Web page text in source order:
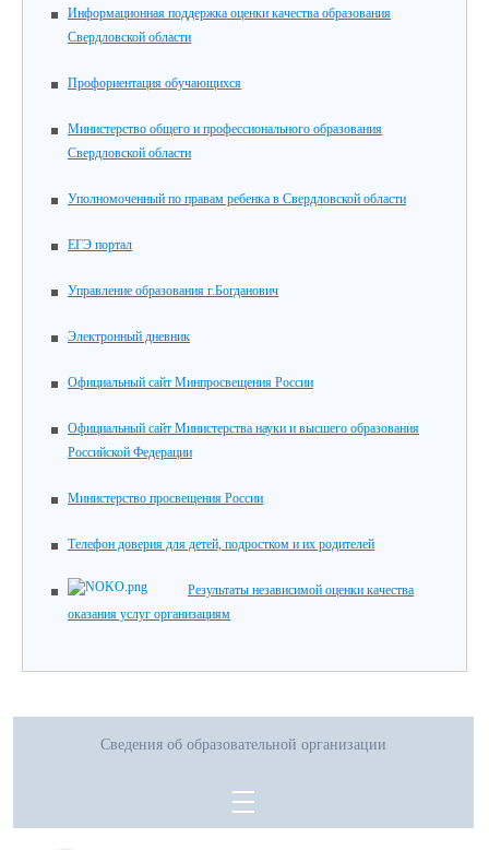
Информационная поддержка оценки качества образования
Свердловской области
Профориентация обучающихся
Министерство общего и профессионального образования
Свердловской области
Уполномоченный по правам ребенка в Свердловской области
ЕГЭ портал
Управление образования г.Богданович
Электронный дневник
Официальный сайт Минпросвещения России
Официальный сайт Министерства науки и высшего образования
Российской Федерации
Министерство просвещения России
Телефон доверия для детей, подростком и их родителей
Результаты независимой оценки качества
оказания услуг организациям
Сведения об образовательной организации